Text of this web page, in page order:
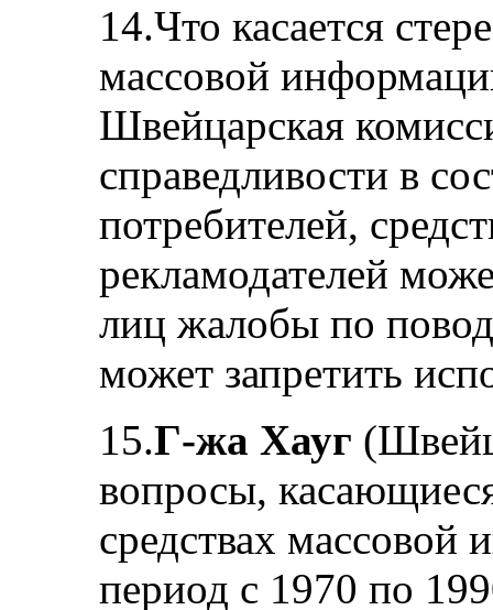
14.Что касается
массовой
Швейцарская
справедливости в
потребителей,
рекламодателей
лиц жалобы по
может запретить
15.Г-жа Хауг
вопросы,
средствах массовой
период с 1970 по